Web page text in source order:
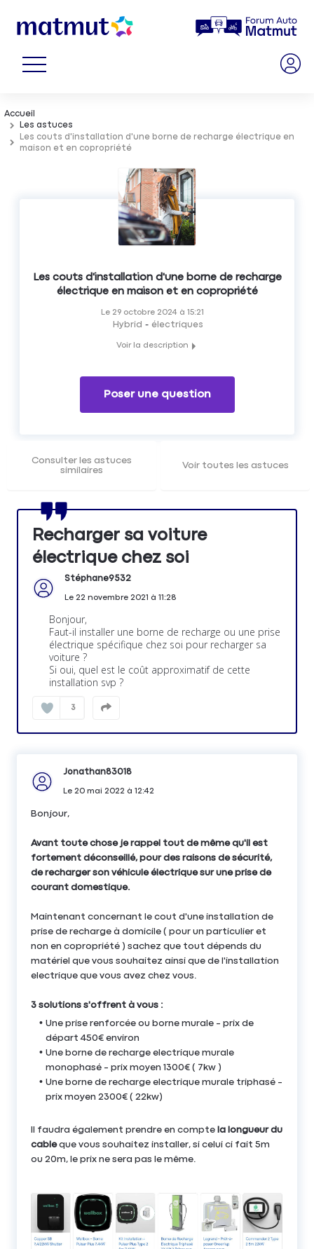
Accueil
Les astuces
Les couts d'installation d'une borne de recharge électrique en
maison et en copropriété
Les couts d'installation d'une borne de recharge
électrique en maison et en copropriété
Le 29 octobre 2024 à 15:21
Hybrid électriques
Voir la description
Poser une question
Consulter les astuces
similaires
Voir toutes les astuces
Recharger sa voiture
électrique chez soi
Stéphane9532
Le 22 novembre 2021 à 11:28
Bonjour,
Faut-il installer une borne de recharge ou une prise
électrique spécifique chez soi pour recharger sa
voiture ?
Si oui, quel est le coût approximatif de cette
3
Jonathan83018
Le 20 mai 2022à 12:42
Bonjour,
Avant toute chose je rappel tout de même qu'il est
fortement déconseillé, pour des raisons de sécurité,
de recharger son véhicule électrique sur une prise de
courant domestique.
Maintenant concernant le cout d'une installation de
prise de recharge à domicile ( pour un particulier et
non en copropriété ) sachez que tout dépends du
matériel que vous souhaitez ainsi que de l'installation
electrique que vous avez chez vous.
3 solutions s'offrent à vous :
Une prise renforcée ou borne murale - prix de
départ 450€ environ
Une borne de recharge electrique murale
monophasé - prix moyen 1300€ ( 7kw )
Une borne de recharge electrique murale triphasé -
prix moyen 2300€ ( 22kw)
Il faudra également prendre en compte la longueur du
cableque vous souhaitez installer, si celui ci fait 5m
ou 20m, le prix ne sera pas le même.